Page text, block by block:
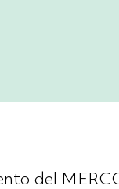
del